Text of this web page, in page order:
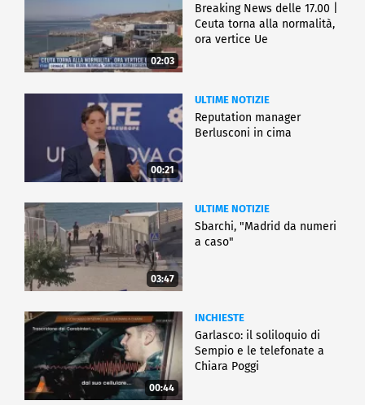
02:03
Breaking News delle 17.00 |
Ceuta torna alla normalità,
ora vertice Ue
00:21
ULTIME NOTIZIE
Reputation manager
Berlusconi in cima
03:47
ULTIME NOTIZIE
Sbarchi, "Madrid da numeri
a caso"
00:44
INCHIESTE
Garlasco: il soliloquio di
Sempio e le telefonate a
Chiara Poggi